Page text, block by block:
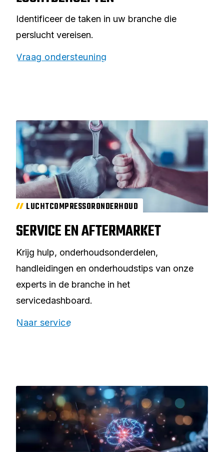
Identificeer de taken in uw branche die
perslucht vereisen.
Vraag ondersteuning
LUCHTCOMPRESSORONDERHOUD
SERVICE EN AFTERMARKET
Krijg hulp, onderhoudsonderdelen,
handleidingen en onderhoudstips van onze
experts in de branche in het
servicedashboard.
Naar service